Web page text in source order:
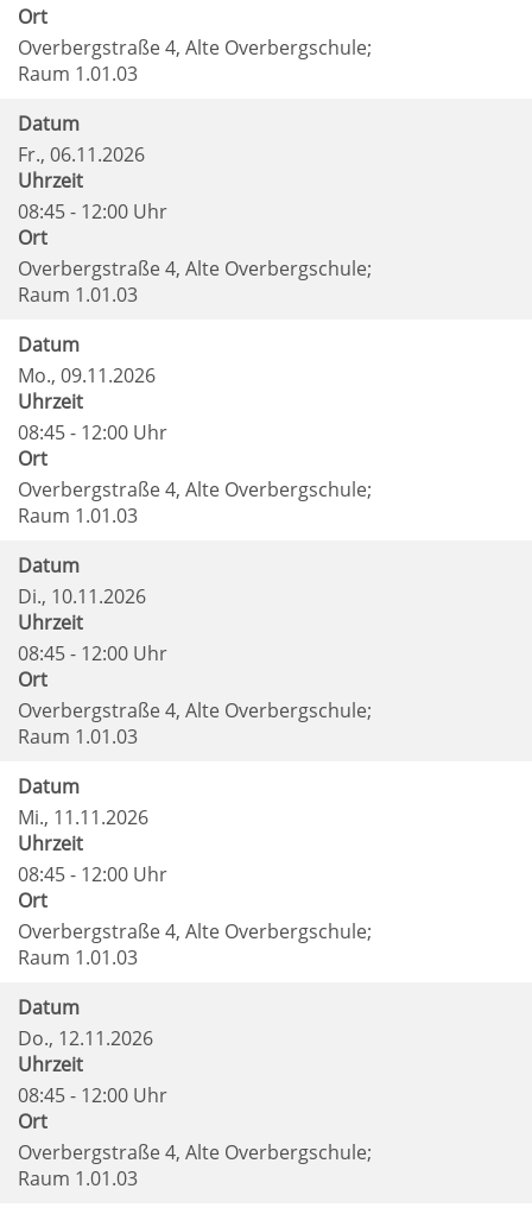
Ort
Overbergstraße 4, Alte Overbergschule;
Raum 1.01.03
Datum
Fr., 06.11.2026
Uhrzeit
08:45 - 12:00 Uhr
Ort
Overbergstraße 4, Alte Overbergschule;
Raum 1.01.03
Datum
Mo., 09.11.2026
Uhrzeit
08:45 - 12:00 Uhr
Ort
Overbergstraße 4, Alte Overbergschule;
Raum 1.01.03
Datum
Di., 10.11.2026
Uhrzeit
08:45 - 12:00 Uhr
Ort
Overbergstraße 4, Alte Overbergschule;
Raum 1.01.03
Datum
Mi., 11.11.2026
Uhrzeit
08:45 - 12:00 Uhr
Ort
Overbergstraße 4, Alte Overbergschule;
Raum 1.01.03
Datum
Do., 12.11.2026
Uhrzeit
08:45 - 12:00 Uhr
Ort
Overbergstraße 4, Alte Overbergschule;
Raum 1.01.03